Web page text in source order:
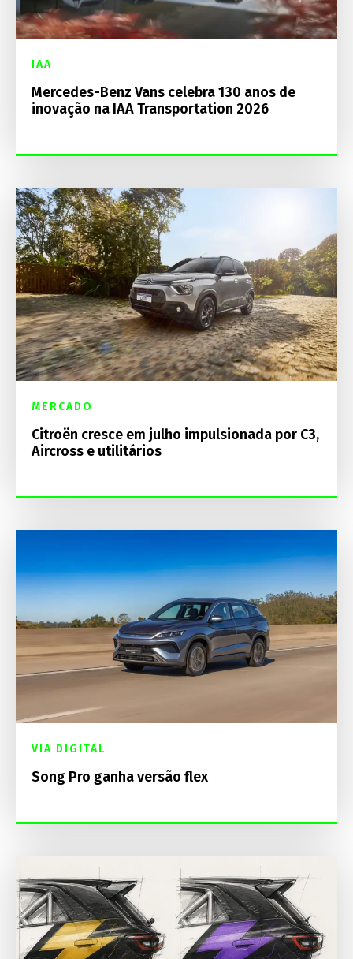
IAA
Mercedes-Benz Vans celebra 130 anos de
inovação na IAA Transportation 2026
MERCADO
Citroën cresce em julho impulsionada por C3,
Aircross e utilitários
VIA DIGITAL
Song Pro ganha versão flex